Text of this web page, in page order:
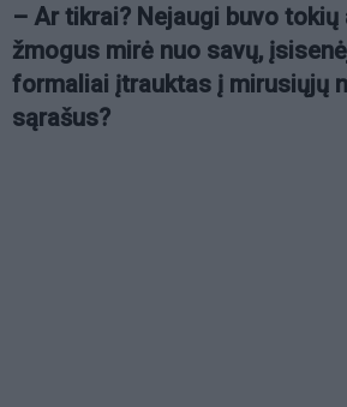
– Ar tikrai? Nejaugi buvo tokių
žmogus mirė nuo savų,
formaliai įtrauktas į mirusiųjų
sąrašus?